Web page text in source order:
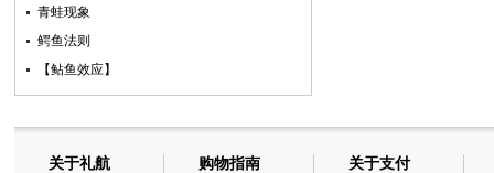
青蛙现象
鳄鱼法则
【鲇鱼效应】­
关于礼航 购物指南 关于支付